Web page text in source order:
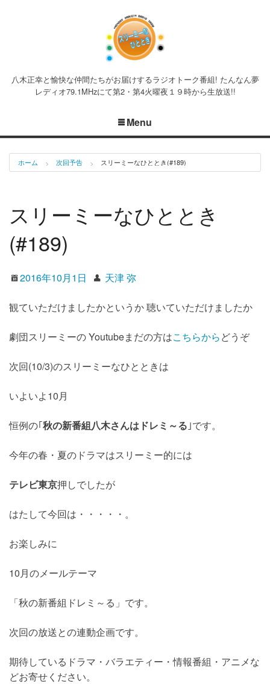
八木正幸と愉快な仲間たちがお届けするラジオトーク番組! たんなん夢
レディオ79.1MHzにて第2・第4火曜夜１９時から生放送!!
Menu
ホーム 次回予告 スリーミーなひととき(#189)
スリーミーなひととき
(#189)
2016年10月1日 天津 弥
観ていただけましたかというか 聴いていただけましたか
劇団スリーミーの Youtubeまだの方はこちらからどうぞ
次回(10/3)のスリーミーなひとときは
いよいよ10月
恒例の｢秋の新番組八木さんはドレミ～る ｣です。
今年の春・夏のドラマはスリーミー的には
テレビ東京押しでしたが
はたして今回は・・・・・。
お楽しみに
10月のメールテーマ
「秋の新番組ドレミ～る」です。
次回の放送との連動企画です。
期待しているドラマ・バラエティー・情報番組・アニメな
どお寄せください。